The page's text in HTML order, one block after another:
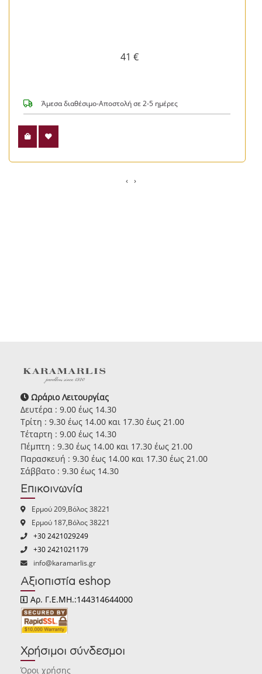
41 €
Άμεσα διαθέσιμο-Αποστολή σε 2-5 ημέρες
‹ ›
Ωράριο Λειτουργίας
Δευτέρα : 9.00 έως 14.30
Τρίτη : 9.30 έως 14.00 και 17.30 έως 21.00
Τέταρτη : 9.00 έως 14.30
Πέμπτη : 9.30 έως 14.00 και 17.30 έως 21.00
Παρασκευή : 9.30 έως 14.00 και 17.30 έως 21.00
Σάββατο : 9.30 έως 14.30
Επικοινωνία
Ερμού 209,Βόλος 38221
Ερμού 187,Βόλος 38221
+30 2421029249
+30 2421021179
info@karamarlis.gr
Αξιοπιστία eshop
Αρ. Γ.Ε.ΜΗ.:144314644000
Χρήσιμοι σύνδεσμοι
Όροι χρήσης